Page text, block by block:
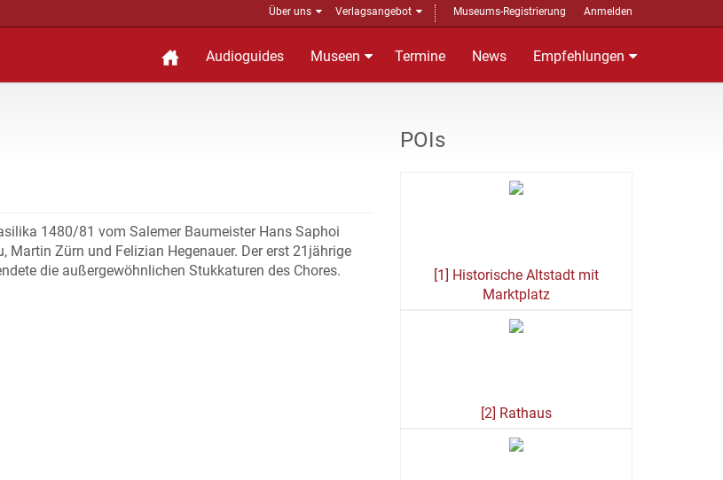
Über uns Verlagsangebot Museums-Registrierung Anmelden
Audioguides Museen Termine News Empfehlungen
1480/81 vom Salemer Baumeister Hans Saphoi
Zürn und Felizian Hegenauer. Der erst 21jährige
die außergewöhnlichen Stukkaturen des Chores.
POIs
[1] Historische Altstadt mit
Marktplatz
[2] Rathaus